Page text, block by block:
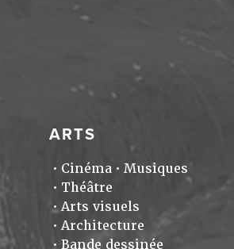
ARTS
Cinéma
Musiques
Théâtre
Arts visuels
Architecture
Bande dessinée